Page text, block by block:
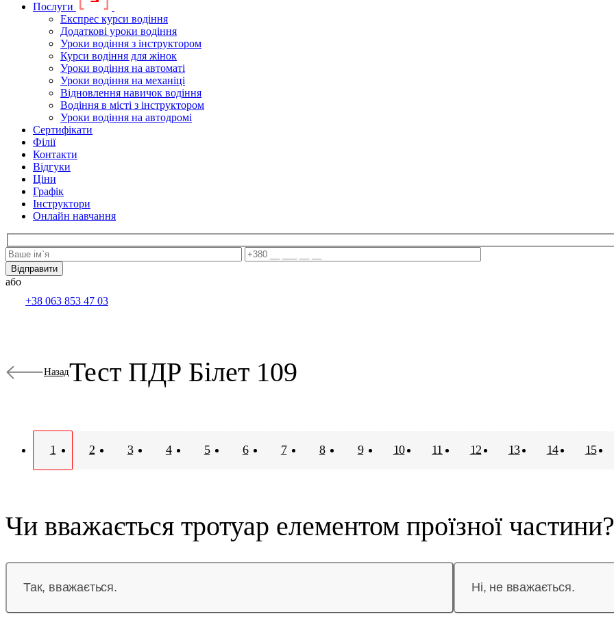
Послуги
Експрес курси водіння
Додаткові уроки водіння
Уроки водіння з інструктором
Курси водіння для жінок
Уроки водіння на автоматі
Уроки водіння на механіці
Відновлення навичок водіння
Водіння в місті з інструктором
Уроки водіння на автодромі
Сертифікати
Філії
Контакти
Відгуки
Ціни
Графік
Інструктори
Онлайн навчання
або
+38 063 853 47 03
НазадТест ПДР Білет 109
1 2 3 4 5 6 7 8 9 10 11 12 13 14 15
Чи вважається тротуар елементом проїзної частини?
Так, вважається. Ні, не вважається.